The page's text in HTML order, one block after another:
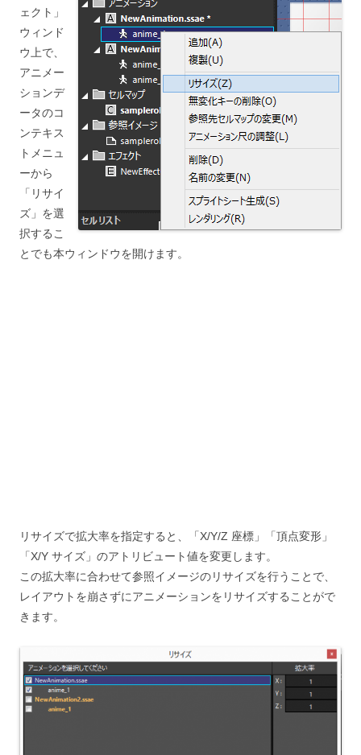
ェクト」
ウィンド
ウ上で、
アニメー
ションデ
ータのコ
ンテキス
トメニュ
ーから
「リサイ
ズ」を選
択するこ
とでも本ウィンドウを開けます。
リサイズで拡大率を指定すると、「X/Y/Z 座標」「頂点変形」
「X/Y サイズ」のアトリビュート値を変更します。
この拡大率に合わせて参照イメージのリサイズを行うことで、
レイアウトを崩さずにアニメーションをリサイズすることがで
きます。